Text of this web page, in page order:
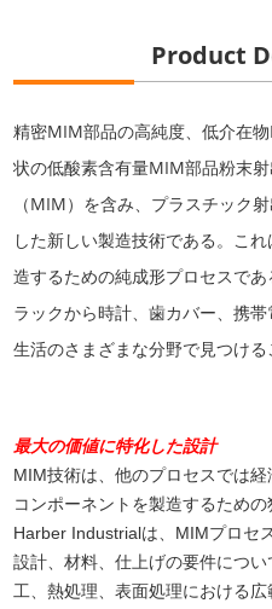
Product
精密MIM部品の高純度、低介在
状の低酸素含有量MIM部品粉末
（MIM）を含み、プラスチック
した新しい製造技術である。こ
造するための純成形プロセスで
ラックから時計、歯カバー、携帯
生活のさまざまな分野で見つける
最大の価値に特化した設計
MIM技術は、他のプロセスでは
コンポーネントを製造するための
Harber Industrialは、MIMプロセ
設計、材料、仕上げの要件につ
工、熱処理、表面処理における